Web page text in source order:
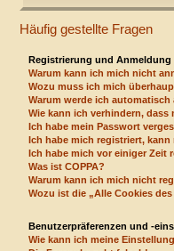
Häufig gestellte Fragen
Registrierung und Anmeldung
Warum kann ich mich nicht
Wozu muss ich mich
Warum werde ich automatisch
Wie kann ich verhindern,
Ich habe mein Passwort
Ich habe mich registriert,
Ich habe mich vor einiger Zeit
Was ist COPPA?
Warum kann ich mich nicht
Wozu ist die „Alle Cookies
Benutzerpräferenzen und -
Wie kann ich meine